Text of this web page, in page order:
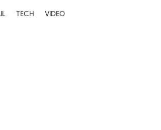
TECH VIDEO